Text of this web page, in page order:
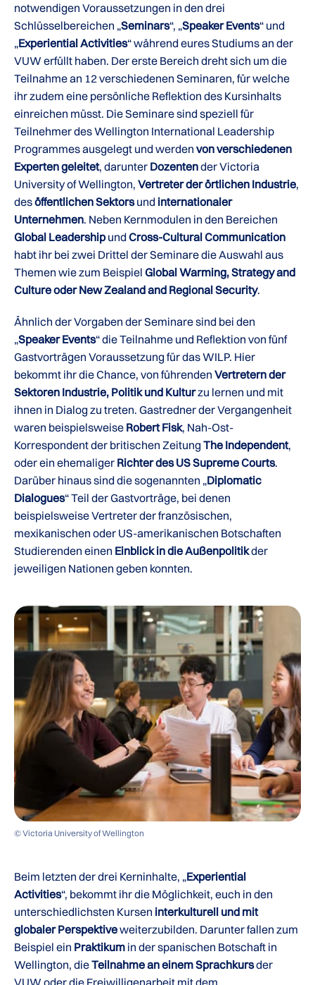
notwendigen Voraussetzungen in den drei
Schlüsselbereichen „Seminars“, „Speaker Events“ und
„Experiential Activities“ während eures Studiums an der
VUW erfüllt haben. Der erste Bereich dreht sich um die
Teilnahme an 12 verschiedenen Seminaren, für welche
ihr zudem eine persönliche Reflektion des Kursinhalts
einreichen müsst. Die Seminare sind speziell für
Teilnehmer des Wellington International Leadership
Programmes ausgelegt und werden von verschiedenen
Experten geleitet, darunter Dozentender Victoria
University of Wellington, Vertreter der örtlichen Industrie,
desöffentlichen Sektorsund internationaler
Unternehmen. Neben Kernmodulen in den Bereichen
Global Leadershipund Cross-Cultural Communication
habt ihr bei zwei Drittel der Seminare die Auswahl aus
Themen wie zum Beispiel Global Warming, Strategy and
Culture oder New Zealand and Regional Security.
Ähnlich der Vorgaben der Seminare sind bei den
„Speaker Events“ die Teilnahme und Reflektion von fünf
Gastvorträgen Voraussetzung für das WILP. Hier
bekommt ihr die Chance, von führenden Vertretern der
Sektoren Industrie, Politik und Kulturzu lernen und mit
ihnen in Dialog zu treten. Gastredner der Vergangenheit
waren beispielsweise Robert Fisk, Nah-Ost-
Korrespondent der britischen Zeitung The Independent,
oder ein ehemaliger Richter des US Supreme Courts.
Darüber hinaus sind die sogenannten „Diplomatic
Dialogues“ Teil der Gastvorträge, bei denen
beispielsweise Vertreter der französischen,
mexikanischen oder US-amerikanischen Botschaften
Studierenden einen Einblick in die Außenpolitikder
jeweiligen Nationen geben konnten.
© Victoria University of Wellington
Beim letzten der drei Kerninhalte, „Experiential
Activities“, bekommt ihr die Möglichkeit, euch in den
unterschiedlichsten Kursen interkulturell und mit
globaler Perspektiveweiterzubilden. Darunter fallen zum
Beispiel ein Praktikum in der spanischen Botschaft in
Wellington, dieTeilnahme an einem Sprachkursder
VUW oder die Freiwilligenarbeit mit dem